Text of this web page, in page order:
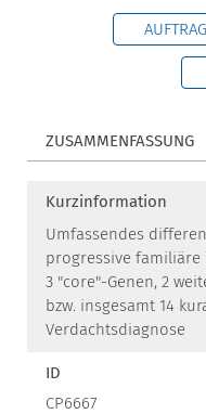
ZUSAMMENFASSUNG
Kurzinformation
Umfassendes
progressive
3 "core"-Genen, 2
bzw. insgesamt 14
Verdachtsdiagnose
ID
CP6667